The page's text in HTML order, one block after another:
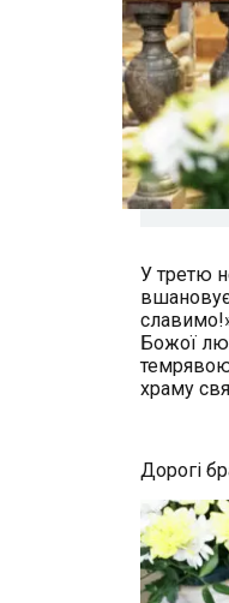
У третю
Божої
храму
Дорогі